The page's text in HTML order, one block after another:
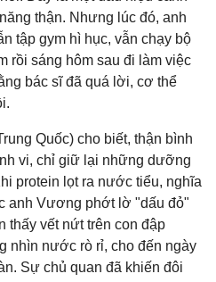
thận. Nhưng lúc đó, anh
tập gym hì hục, vẫn chạy bộ
rồi sáng hôm sau đi làm việc
bác sĩ đã quá lời, cơ thể
Quốc) cho biết, thận bình
vi, chỉ giữ lại những dưỡng
protein lọt ra nước tiểu, nghĩa
anh Vương phớt lờ "dấu đỏ"
thấy vết nứt trên con đập
nhìn nước rò rỉ, cho đến ngày
Sự chủ quan đã khiến đôi